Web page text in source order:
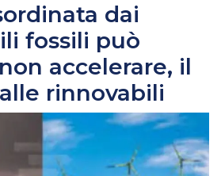
dai
fossili può
accelerare, il
rinnovabili